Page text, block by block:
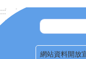
:::
網站資料開放